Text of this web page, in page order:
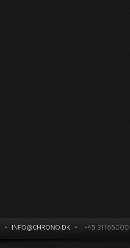
• INFO@CHRONO.DK • +45 31165000